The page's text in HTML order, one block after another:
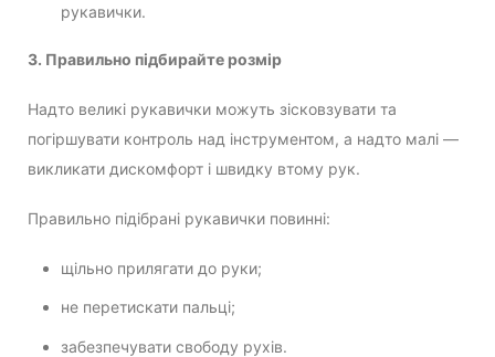
рукавички.
3. Правильно підбирайте розмір
Надто великі рукавички можуть зісковзувати та
погіршувати контроль над інструментом, а надто малі —
викликати дискомфорт і швидку втому рук.
Правильно підібрані рукавички повинні:
щільно прилягати до руки;
не перетискати пальці;
забезпечувати свободу рухів.